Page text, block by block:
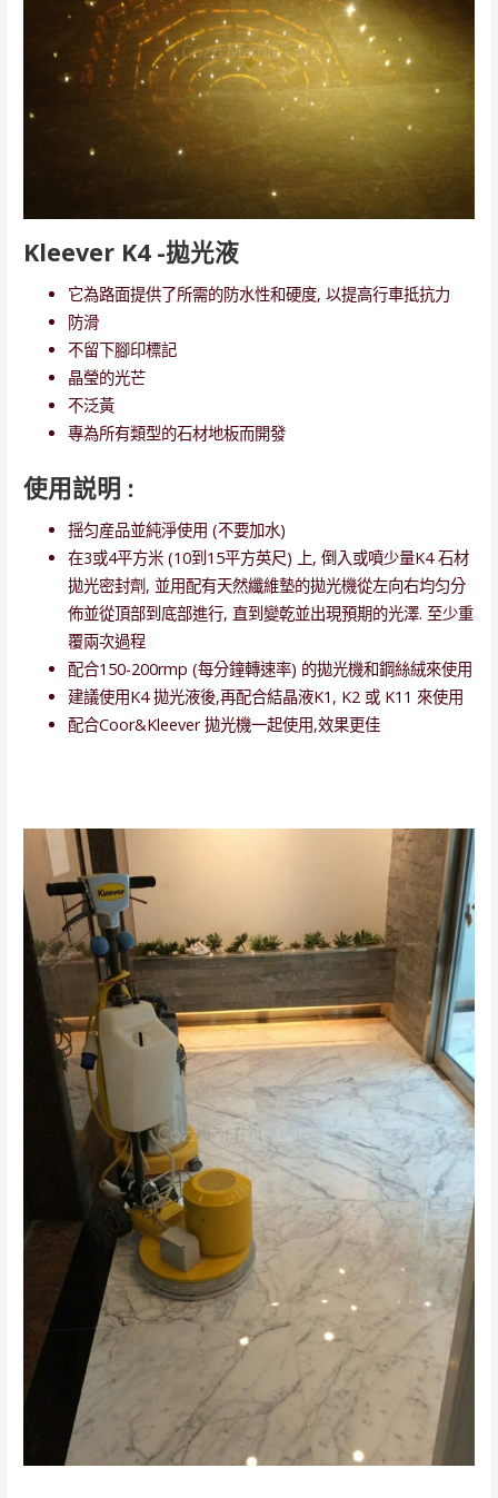
Kleever K4 -拋光液
它為路面提供了所需的防水性和硬度, 以提高行車抵抗力
防滑
不留下腳印標記
晶瑩的光芒
不泛黃
專為所有類型的石材地板而開發
使用説明 :
揺匀産品並純淨使用 (不要加水)
在3或4平方米 (10到15平方英尺) 上, 倒入或噴少量K4 石材
拋光密封劑, 並用配有天然纖維墊的拋光機從左向右均匀分
佈並從頂部到底部進行, 直到變乾並出現預期的光澤. 至少重
覆兩次過程
配合150-200rmp (每分鐘轉速率) 的拋光機和鋼絲絨來使用
建議使用K4 拋光液後,再配合結晶液K1, K2 或 K11 來使用
配合Coor&Kleever 拋光機一起使用,效果更佳